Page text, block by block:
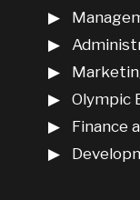
Olympic
Finance